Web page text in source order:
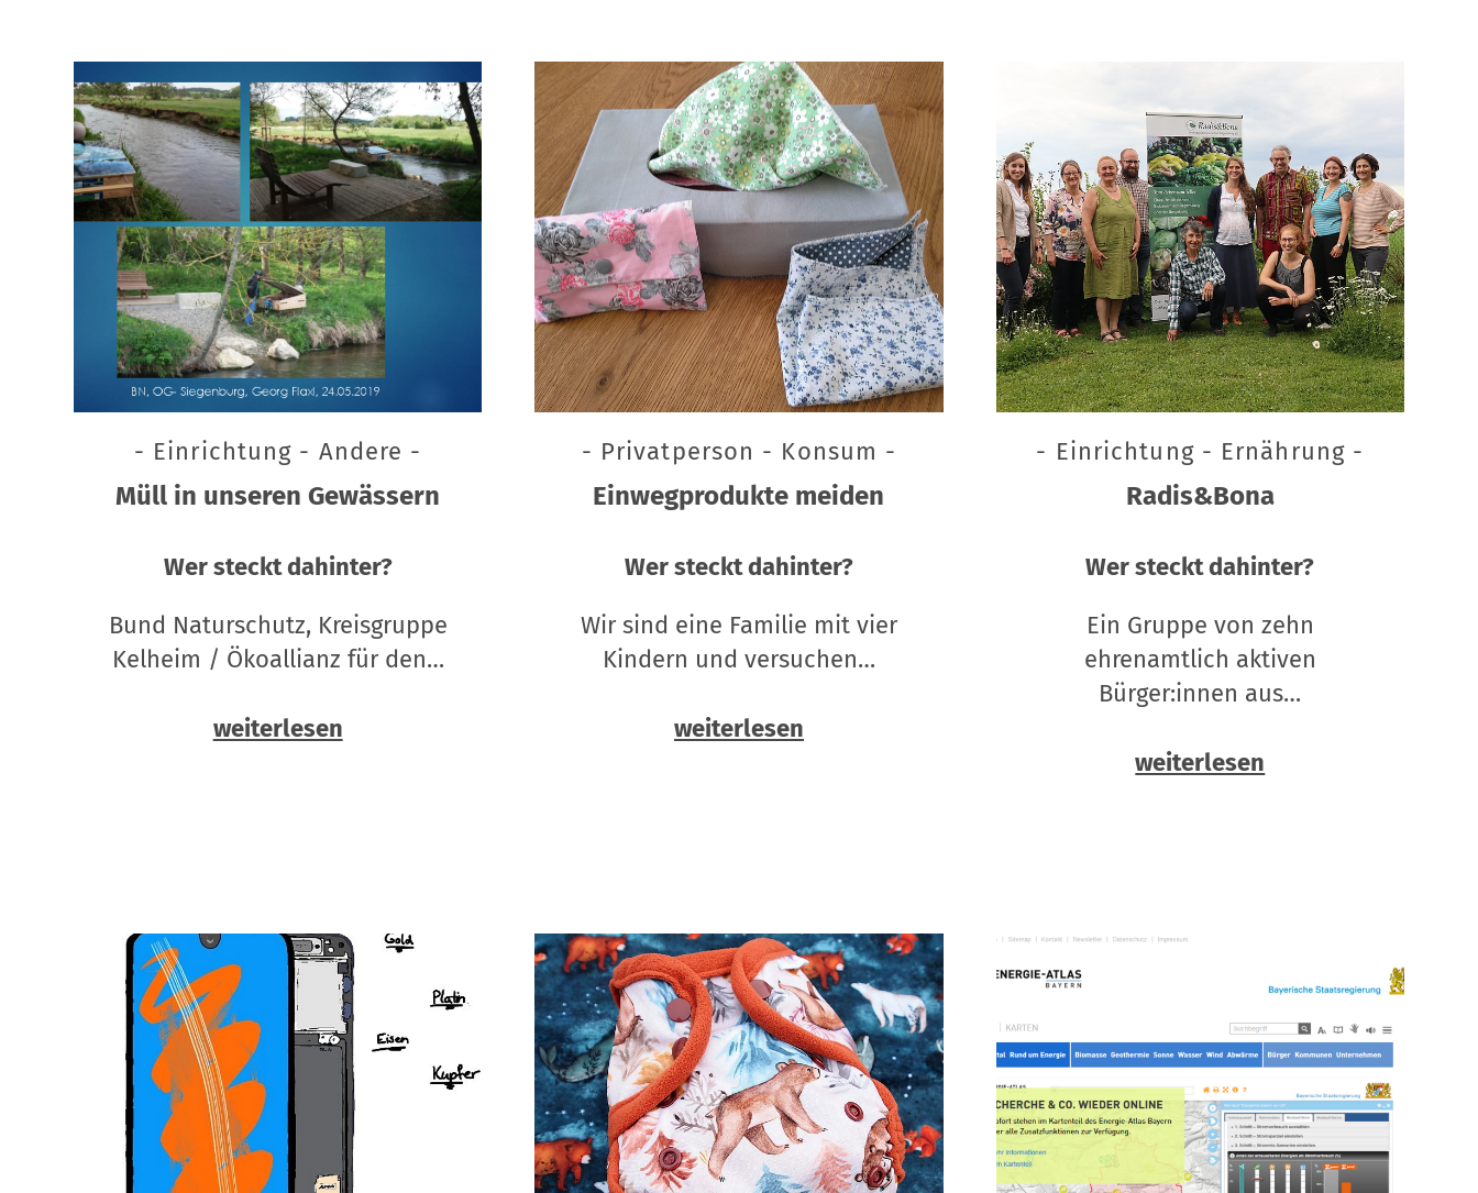
- Einrichtung - Andere -
Müll in unseren Gewässern
Wer steckt dahinter?
Bund Naturschutz, Kreisgruppe
Kelheim / Ökoallianz für den…
weiterlesen
- Privatperson - Konsum -
Einwegprodukte meiden
Wer steckt dahinter?
Wir sind eine Familie mit vier
Kindern und versuchen…
weiterlesen
- Einrichtung - Ernährung -
Radis&Bona
Wer steckt dahinter?
Ein Gruppe von zehn
ehrenamtlich aktiven
Bürger:innen aus…
weiterlesen